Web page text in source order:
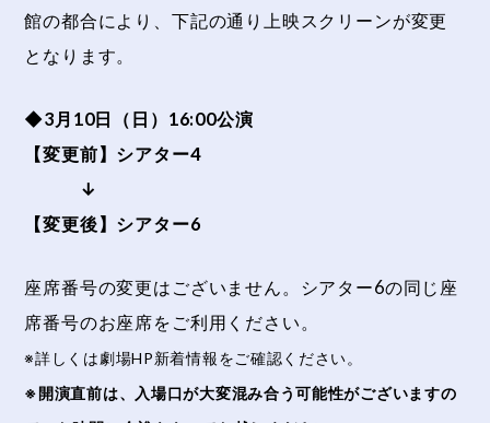
館の都合により、下記の通り上映スクリーンが変更
となります。
◆3月10日（日）16:00公演
【変更前】シアター4
↓
【変更後】シアター6
座席番号の変更はございません。シアター6の同じ座
席番号のお座席をご利用ください。
※詳しくは劇場HP新着情報をご確認ください。
※開演直前は、入場口が大変混み合う可能性がございますの